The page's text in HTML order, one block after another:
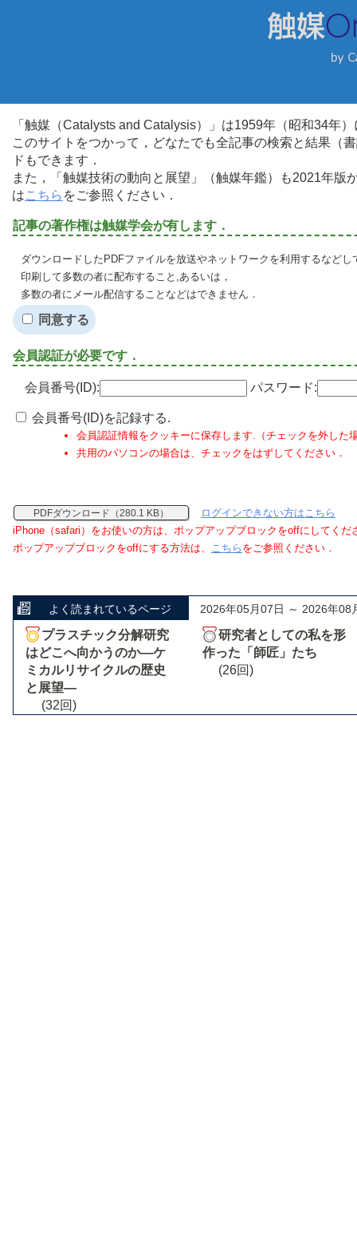
「触媒（Catalysts and Catalysis）」は1959年（昭和34年
このサイトをつかって，どなたでも全記事の検索と結果（
ドもできます．
また，「触媒技術の動向と展望」（触媒年鑑）も2021年
はこちら をご参照ください．
記事の著作権は触媒学会が有します．
ダウンロードしたPDFファイルを放送やネットワークを利用するなど
印刷して多数の者に配布すること,あるいは，
多数の者にメール配信することなどはできません．
同意する
会員認証が必要です．
会員番号(ID): パスワード:
会員番号(ID)を記録する.
会員認証情報をクッキーに保存します.（チェックを外した
共用のパソコンの場合は、チェックをはずしてください．
PDFダウンロード（280.1 KB）
ログインできない方はこちら
iPhone（safari）をお使いの方は、ポップアップブロックをoffにしてくだ
ポップアップブロックをoffにする方法は、 こちら をご参照ください．
よく読まれているページ 2026年05月07日 ～ 2026年08
プラスチック分解研究
はどこへ向かうのか―ケ
ミカルリサイクルの歴史
と展望―
(32回)
研究者としての私を形
作った「師匠」たち
(26回)